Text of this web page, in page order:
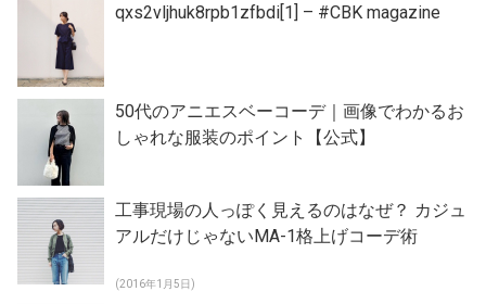
qxs2vljhuk8rpb1zfbdi[1] – #CBK magazine
50代のアニエスベーコーデ｜画像でわかるお
しゃれな服装のポイント【公式】
工事現場の人っぽく見えるのはなぜ？ カジュ
アルだけじゃないMA-1格上げコーデ術
(2016年1月5日)